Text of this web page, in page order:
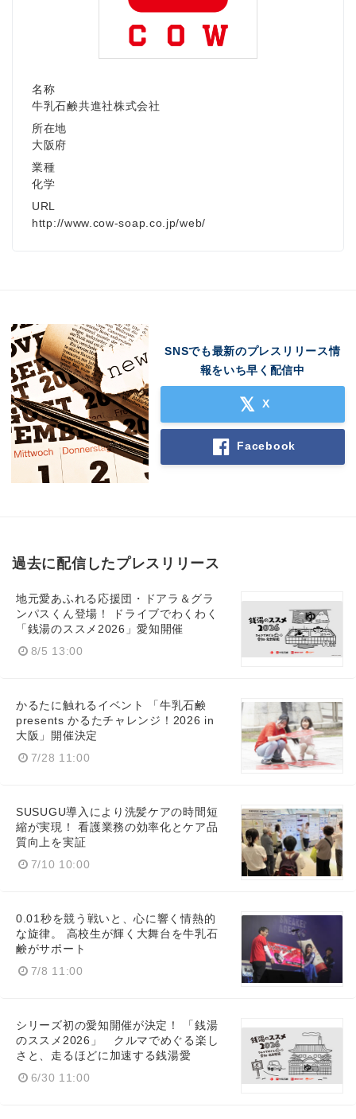
名称
牛乳石鹸共進社株式会社
所在地
大阪府
業種
化学
URL
http://www.cow-soap.co.jp/web/
SNSでも最新のプレスリリース情
報をいち早く配信中
X
Facebook
過去に配信したプレスリリース
地元愛あふれる応援団・ドアラ＆グラ
ンパスくん登場！ ドライブでわくわく
「銭湯のススメ2026」愛知開催
8/5 13:00
かるたに触れるイベント 「牛乳石鹸
presents かるたチャレンジ！2026 in
大阪」開催決定
7/28 11:00
SUSUGU導入により洗髪ケアの時間短
縮が実現！ 看護業務の効率化とケア品
質向上を実証
7/10 10:00
0.01秒を競う戦いと、心に響く情熱的
な旋律。 高校生が輝く大舞台を牛乳石
鹸がサポート
7/8 11:00
シリーズ初の愛知開催が決定！ 「銭湯
のススメ2026」 クルマでめぐる楽し
さと、走るほどに加速する銭湯愛
6/30 11:00
Japanese